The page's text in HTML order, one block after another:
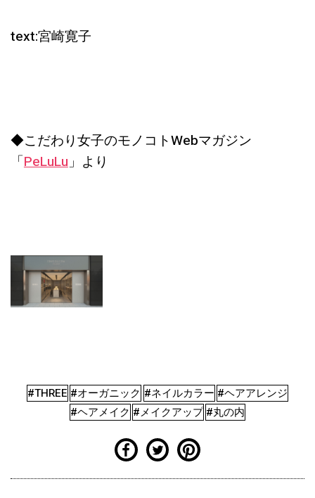
text:宮崎寛子
◆こだわり女子のモノコトWebマガジン
「PeLuLu」より
#THREE #オーガニック #ネイルカラー #ヘアアレンジ
#ヘアメイク #メイクアップ #丸の内